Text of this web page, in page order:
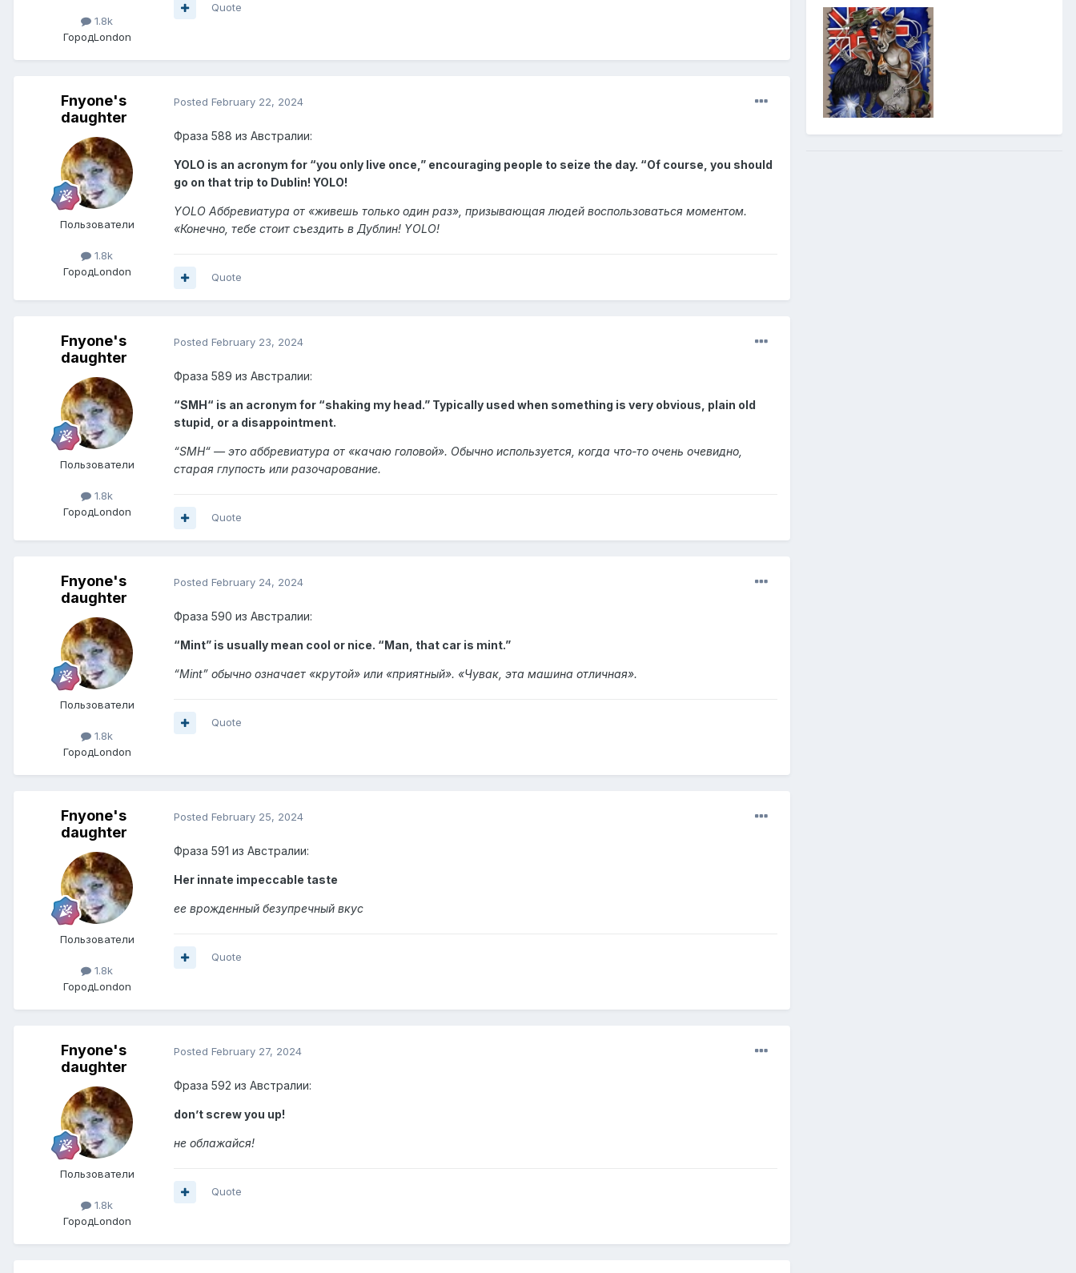
1.8k
ГородLondon
Quote
Fnyone's
daughter
Пользователи
1.8k
ГородLondon
Posted February 22, 2024
Фраза 588 из Австралии:
YOLO is an acronym for “you only live once,” encouraging people to seize the day. “Of course, you should
go on that trip to Dublin! YOLO!
YOLO Аббревиатура от «живешь только один раз», призывающая людей воспользоваться моментом.
«Конечно, тебе стоит съездить в Дублин! YOLO!
Quote
Fnyone's
daughter
Пользователи
1.8k
ГородLondon
Posted February 23, 2024
Фраза 589 из Австралии:
“SMH“ is an acronym for “shaking my head.” Typically used when something is very obvious, plain old
stupid, or a disappointment.
“SMH“ — это аббревиатура от «качаю головой». Обычно используется, когда что-то очень очевидно,
старая глупость или разочарование.
Quote
Fnyone's
daughter
Пользователи
1.8k
ГородLondon
Posted February 24, 2024
Фраза 590 из Австралии:
“Mint” is usually mean cool or nice. “Man, that car is mint.”
“Mint” обычно означает «крутой» или «приятный». «Чувак, эта машина отличная».
Quote
Fnyone's
daughter
Пользователи
1.8k
ГородLondon
Posted February 25, 2024
Фраза 591 из Австралии:
Her innate impeccable taste
ее врожденный безупречный вкус
Quote
Fnyone's
daughter
Пользователи
1.8k
ГородLondon
Posted February 27, 2024
Фраза 592 из Австралии:
don’t screw you up!
не облажайся!
Quote